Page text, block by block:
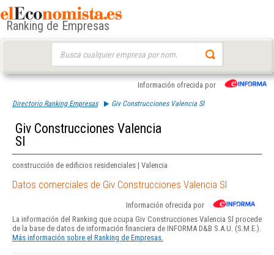
Ranking de Empresas
Información ofrecida por
Directorio Ranking Empresas Giv Construcciones Valencia Sl
Giv Construcciones Valencia
Sl
construcción de edificios residenciales | Valencia
Datos comerciales de Giv Construcciones Valencia Sl
Información ofrecida por
La información del Ranking que ocupa Giv Construcciones Valencia Sl procede
de la base de datos de información financiera de INFORMA D&B S.A.U. (S.M.E.).
Más información sobre el Ranking de Empresas.